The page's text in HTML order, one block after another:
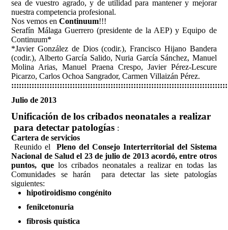
sea de vuestro agrado, y de utilidad para mantener y mejorar
nuestra competencia profesional.
Nos vemos enContinuum!!!
Serafín Málaga Guerrero (presidente de la AEP) y Equipo de
Continuum*
*Javier González de Dios (codir.), Francisco Hijano Bandera
(codir.), Alberto García Salido, Nuria García Sánchez, Manuel
Molina Arias, Manuel Praena Crespo, Javier Pérez-Lescure
Picarzo, Carlos Ochoa Sangrador, Carmen Villaizán Pérez.
Julio de 2013
Unificación de los cribados neonatales a realizar
para detectar patologías :
Cartera de servicios
Reunido elPleno del Consejo Interterritorial del Sistema
Nacional de Salud el 23 de julio de 2013 acordó, entre otros
puntos, que los cribados neonatales a realizar en todas las
Comunidades se harán para detectar las siete patologías
siguientes:
hipotiroidismo congénito
fenilcetonuria
fibrosis quística